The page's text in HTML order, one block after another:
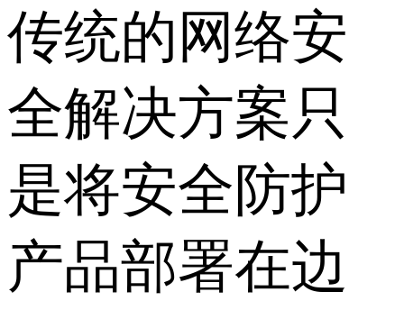
传统的网络安
全解决方案只
是将安全防护
产品部署在边